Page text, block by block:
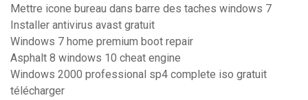
Mettre icone bureau dans barre des taches windows 7
Installer antivirus avast gratuit
Windows 7 home premium boot repair
Asphalt 8 windows 10 cheat engine
Windows 2000 professional sp4 complete iso gratuit
télécharger